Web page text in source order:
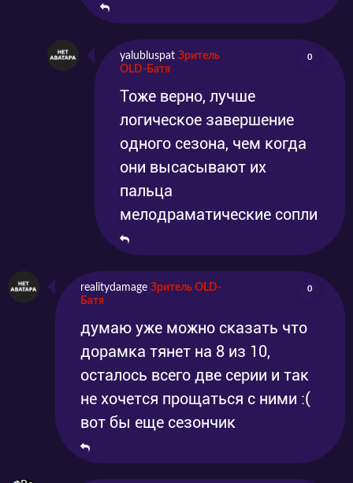
yalubluspat Зритель
OLD-Батя
0
Тоже верно, лучше
логическое завершение
одного сезона, чем когда
они высасывают их
пальца
мелодраматические сопли
realitydamage Зритель OLD-
Батя
0
думаю уже можно сказать что
дорамка тянет на 8 из 10,
осталось всего две серии и так
не хочется прощаться с ними :(
вот бы еще сезончик